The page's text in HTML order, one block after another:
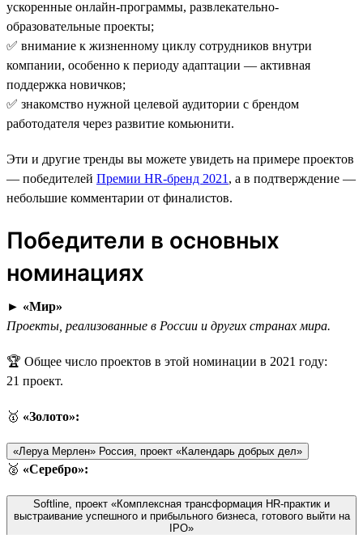
ускоренные онлайн-программы, развлекательно-
образовательные проекты;
✅ внимание к жизненному циклу сотрудников внутри
компании, особенно к периоду адаптации — активная
поддержка новичков;
✅ знакомство нужной целевой аудитории с брендом
работодателя через развитие комьюнити.
Эти и другие тренды вы можете увидеть на примере проектов
— победителей Премии HR-бренд 2021 , а в подтверждение —
небольшие комментарии от финалистов.
Победители в основных
номинациях
► «Мир»
Проекты, реализованные в России и других странах мира.
🏆 Общее число проектов в этой номинации в 2021 году:
21 проект.
🥇 «Золото»:
«Леруа Мерлен» Россия, проект «Календарь добрых дел»
🥈 «Серебро»:
Softline, проект «Комплексная трансформация HR-практик и
выстраивание успешного и прибыльного бизнеса, готового выйти на
IPO»